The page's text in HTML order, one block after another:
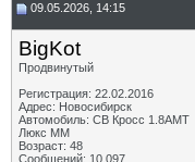
09.05.2026, 14:15
BigKot
Продвинутый
Регистрация: 22.02.2016
Адрес: Новосибирск
Автомобиль: СВ Кросс 1.8АМТ
Люкс ММ
Возраст: 48
Сообщений: 10,097